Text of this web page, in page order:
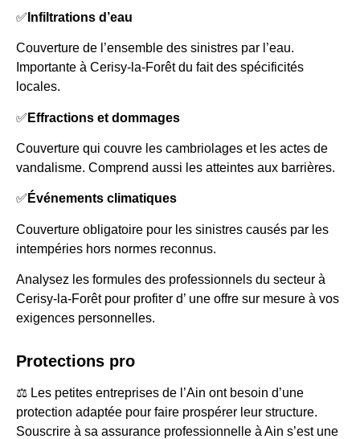
✅ Infiltrations d’eau
Couverture de l’ensemble des sinistres par l’eau.
Importante à Cerisy-la-Forêt du fait des spécificités
locales.
✅ Effractions et dommages
Couverture qui couvre les cambriolages et les actes de
vandalisme. Comprend aussi les atteintes aux barrières.
✅ Événements climatiques
Couverture obligatoire pour les sinistres causés par les
intempéries hors normes reconnus.
Analysez les formules des professionnels du secteur à
Cerisy-la-Forêt pour profiter d’ une offre sur mesure à vos
exigences personnelles.
Protections pro
⚖️ Les petites entreprises de l’Ain ont besoin d’une
protection adaptée pour faire prospérer leur structure.
Souscrire à sa assurance professionnelle à Ain s’est une